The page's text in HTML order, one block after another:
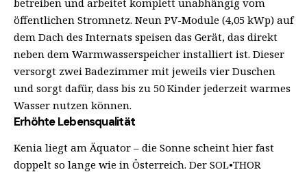
öffentlichen Stromnetz. Neun PV-Module (4,05 kWp) auf
dem Dach des Internats speisen das Gerät, das direkt
neben dem Warmwasserspeicher installiert ist. Dieser
versorgt zwei Badezimmer mit jeweils vier Duschen
und sorgt dafür, dass bis zu 50 Kinder jederzeit warmes
Wasser nutzen können.
Erhöhte Lebensqualität
Kenia liegt am Äquator – die Sonne scheint hier fast
doppelt so lange wie in Österreich. Der SOL•THOR